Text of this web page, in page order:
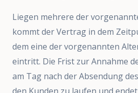
Liegen mehrere der
kommt der Vertrag in dem
dem eine der vorgenannten
eintritt. Die Frist zur Annahme
am Tag nach der Absendung